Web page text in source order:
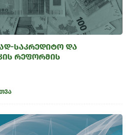
საკრედიტო და
რეფორმის